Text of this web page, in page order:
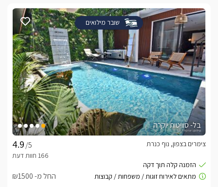
שובר מילואים
בל- סוויטות יוקרה
/5
צימרים בצפון, נוף כנרת
החל מ- ₪1500